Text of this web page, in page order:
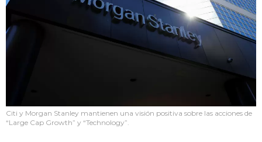
Citi y Morgan Stanley mantienen una visión positiva sobre las acciones de
“Large Cap Growth” y “Technology”.